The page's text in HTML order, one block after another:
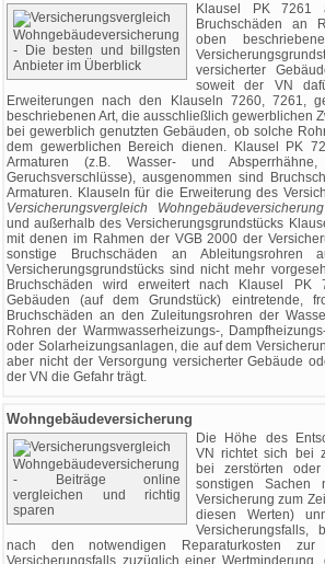
Klausel PK 7261
Bruchschäden an
oben
versicherter
soweit der VN
Erweiterungen nach den Klauseln 7260, 7261,
beschriebenen Art, die ausschließlich gewerblichen
bei gewerblich genutzten Gebäuden, ob solche
dem gewerblichen Bereich dienen. Klausel PK
Armaturen (z.B. Wasser- und Absperrhähne,
Geruchsverschlüsse), ausgenommen sind
Armaturen. Klauseln für die Erweiterung des
Versicherungsvergleich Wohngebäudeversicherung
und außerhalb des Versicherungsgrundstücks
mit denen im Rahmen der VGB 2000 der
sonstige Bruchschäden an
Versicherungsgrundstücks sind nicht mehr
Bruchschäden wird erweitert nach Klausel PK
Gebäuden (auf dem Grundstück) eintretende,
Bruchschäden an den Zuleitungsrohren der
Rohren der Warmwasserheizungs-,
oder Solarheizungsanlagen, die auf dem
aber nicht der Versorgung versicherter Gebäude
der VN die Gefahr trägt.
Wohngebäudeversicherung
Die Höhe des
VN richtet sich bei
bei zerstörten oder
sonstigen Sachen
Versicherung zum
diesen Werten)
Versicherungsfalls,
nach den notwendigen Reparaturkosten
Versicherungsfalls zuzüglich einer